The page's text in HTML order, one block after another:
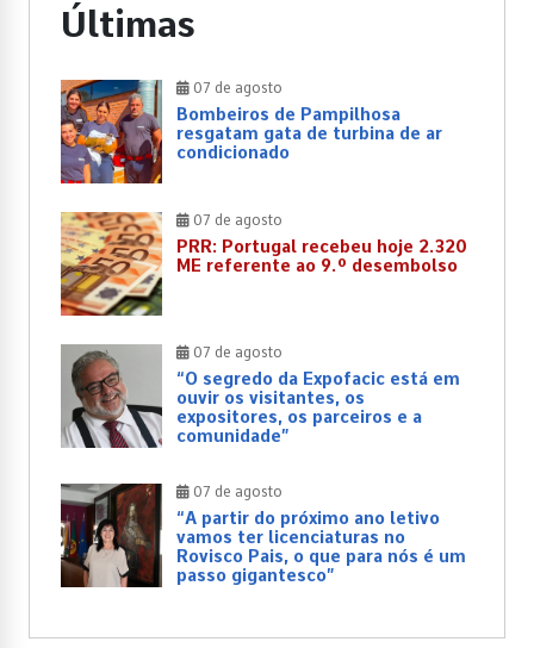
Últimas
07 de agosto
Bombeiros de Pampilhosa
resgatam gata de turbina de ar
condicionado
07 de agosto
PRR: Portugal recebeu hoje 2.320
ME referente ao 9.º desembolso
07 de agosto
“O segredo da Expofacic está em
ouvir os visitantes, os
expositores, os parceiros e a
comunidade”
07 de agosto
“A partir do próximo ano letivo
vamos ter licenciaturas no
Rovisco Pais, o que para nós é um
passo gigantesco”